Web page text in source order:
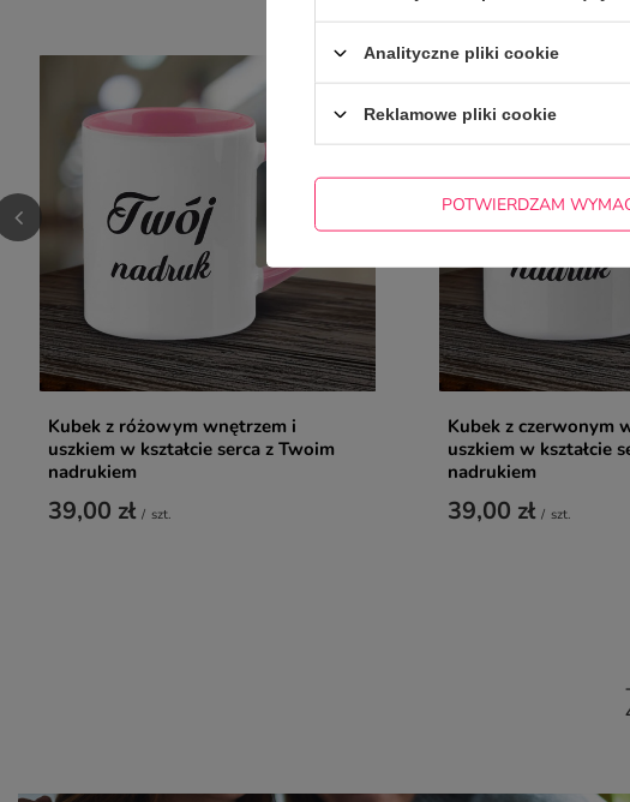
Kubek z różowym wnętrzem i
uszkiem w kształcie serca z Twoim
nadrukiem
39,00 zł / szt.
Kubek z czerwonym
uszkiem w kształcie
nadrukiem
39,00 zł / szt.
Analityczne pliki cookie
Reklamowe pliki cookie
POTWIERDZAM